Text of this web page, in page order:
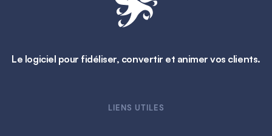
Le logiciel pour fidéliser, convertir et animer vos clients.
LIENS UTILES